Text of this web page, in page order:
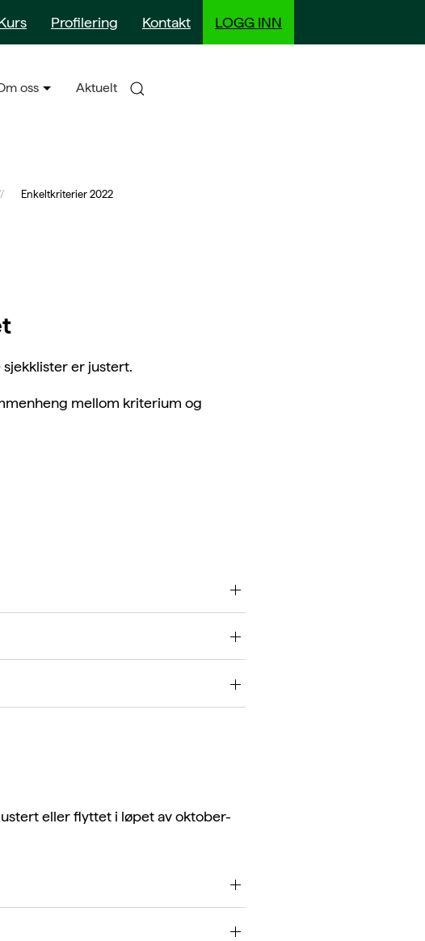
Profilering Kontakt LOGG INN
oss Aktuelt
Enkeltkriterier 2022
er justert.
mellom kriterium og
eller flyttet i løpet av oktober-